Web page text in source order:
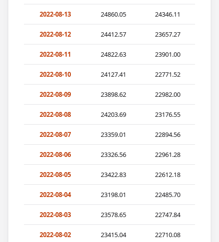
2022-08-13 24860.05 24346.11
2022-08-12 24412.57 23657.27
2022-08-11 24822.63 23901.00
2022-08-10 24127.41 22771.52
2022-08-09 23898.62 22982.00
2022-08-08 24203.69 23176.55
2022-08-07 23359.01 22894.56
2022-08-06 23326.56 22961.28
2022-08-05 23422.83 22612.18
2022-08-04 23198.01 22485.70
2022-08-03 23578.65 22747.84
2022-08-02 23415.04 22710.08